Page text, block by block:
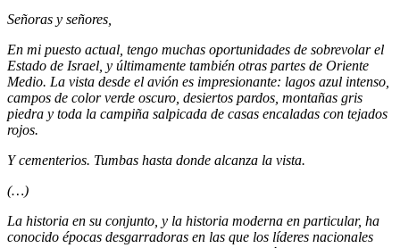
Señoras y señores,
En mi puesto actual, tengo muchas oportunidades de sobrevolar el
Estado de Israel, y últimamente también otras partes de Oriente
Medio. La vista desde el avión es impresionante: lagos azul intenso,
campos de color verde oscuro, desiertos pardos, montañas gris
piedra y toda la campiña salpicada de casas encaladas con tejados
rojos.
Y cementerios. Tumbas hasta donde alcanza la vista.
(…)
La historia en su conjunto, y la historia moderna en particular, ha
conocido épocas desgarradoras en las que los líderes nacionales